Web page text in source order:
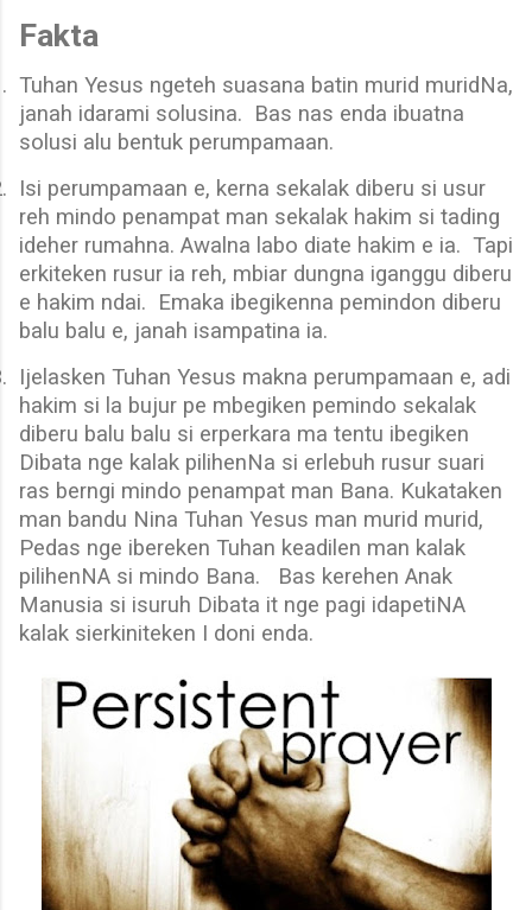
Fakta
Tuhan Yesus ngeteh suasana batin murid muridNa,
janah idarami solusina. Bas nas enda ibuatna
solusi alu bentuk perumpamaan.
Isi perumpamaan e, kerna sekalak diberu si usur
reh mindo penampat man sekalak hakim si tading
ideher rumahna. Awalna labo diate hakim e ia. Tapi
erkiteken rusur ia reh, mbiar dungna iganggu diberu
e hakim ndai. Emaka ibegikenna pemindon diberu
balu balu e, janah isampatina ia.
Ijelasken Tuhan Yesus makna perumpamaan e, adi
hakim si la bujur pe mbegiken pemindo sekalak
diberu balu balu si erperkara ma tentu ibegiken
Dibata nge kalak pilihenNa si erlebuh rusur suari
ras berngi mindo penampat man Bana. Kukataken
man bandu Nina Tuhan Yesus man murid murid,
Pedas nge ibereken Tuhan keadilen man kalak
pilihenNA si mindo Bana.
Bas kerehen Anak
Manusia si isuruh Dibata it nge pagi idapetiNA
kalak sierkiniteken I doni enda.